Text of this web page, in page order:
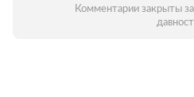
Комментарии закрыты